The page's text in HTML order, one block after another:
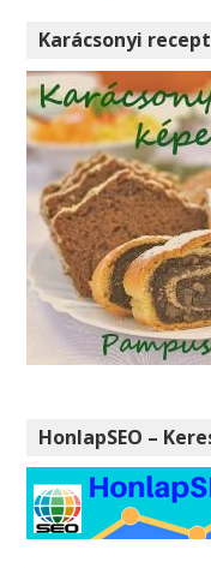
Karácsonyi
HonlapSEO –